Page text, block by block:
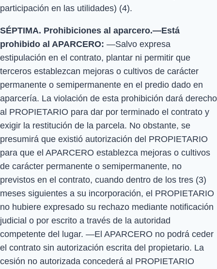
participación en las utilidades) (4).
SÉPTIMA. Prohibiciones al aparcero.—Está
prohibido al APARCERO: —Salvo expresa
estipulación en el contrato, plantar ni permitir que
terceros establezcan mejoras o cultivos de carácter
permanente o semipermanente en el predio dado en
aparcería. La violación de esta prohibición dará derecho
al PROPIETARIO para dar por terminado el contrato y
exigir la restitución de la parcela. No obstante, se
presumirá que existió autorización del PROPIETARIO
para que el APARCERO establezca mejoras o cultivos
de carácter permanente o semipermanente, no
previstos en el contrato, cuando dentro de los tres (3)
meses siguientes a su incorporación, el PROPIETARIO
no hubiere expresado su rechazo mediante notificación
judicial o por escrito a través de la autoridad
competente del lugar. —El APARCERO no podrá ceder
el contrato sin autorización escrita del propietario. La
cesión no autorizada concederá al PROPIETARIO